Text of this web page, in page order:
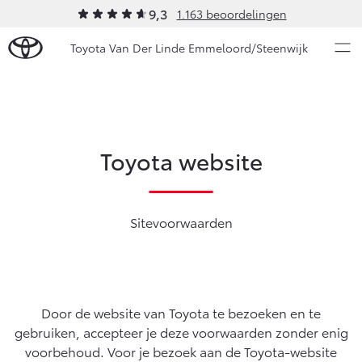
9,3 1.163 beoordelingen
Toyota Van Der Linde Emmeloord/Steenwijk
Vacatures
Klantbeoordelingen
Vanaf € 23.750,-
HYBRIDE
Vanaf € 27.195,-
Diensten
Toyota website
Sitevoorwaarden
Door de website van Toyota te bezoeken en te
gebruiken, accepteer je deze voorwaarden zonder enig
voorbehoud. Voor je bezoek aan de Toyota-website